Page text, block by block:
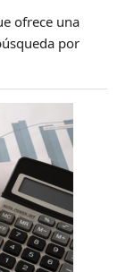
ofrece una
por